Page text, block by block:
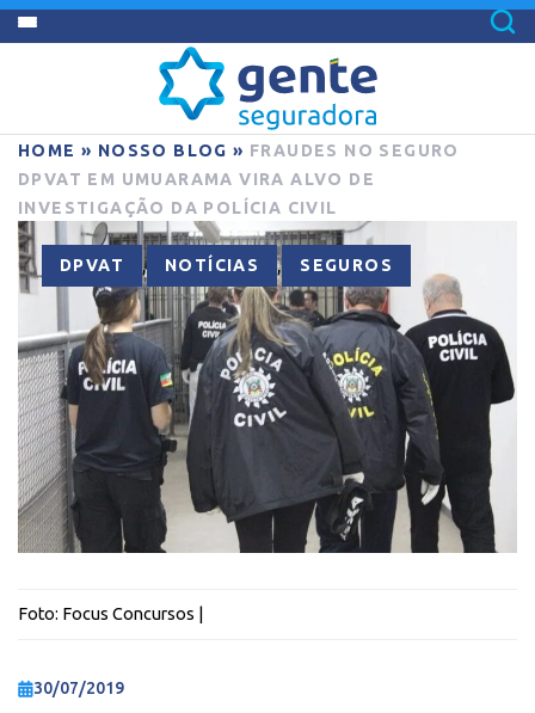
HOME » NOSSO BLOG » FRAUDES NO SEGURO
DPVAT EM UMUARAMA VIRA ALVO DE
INVESTIGAÇÃO DA POLÍCIA CIVIL
DPVAT , NOTÍCIAS , SEGUROS
Foto: Focus Concursos
30/07/2019